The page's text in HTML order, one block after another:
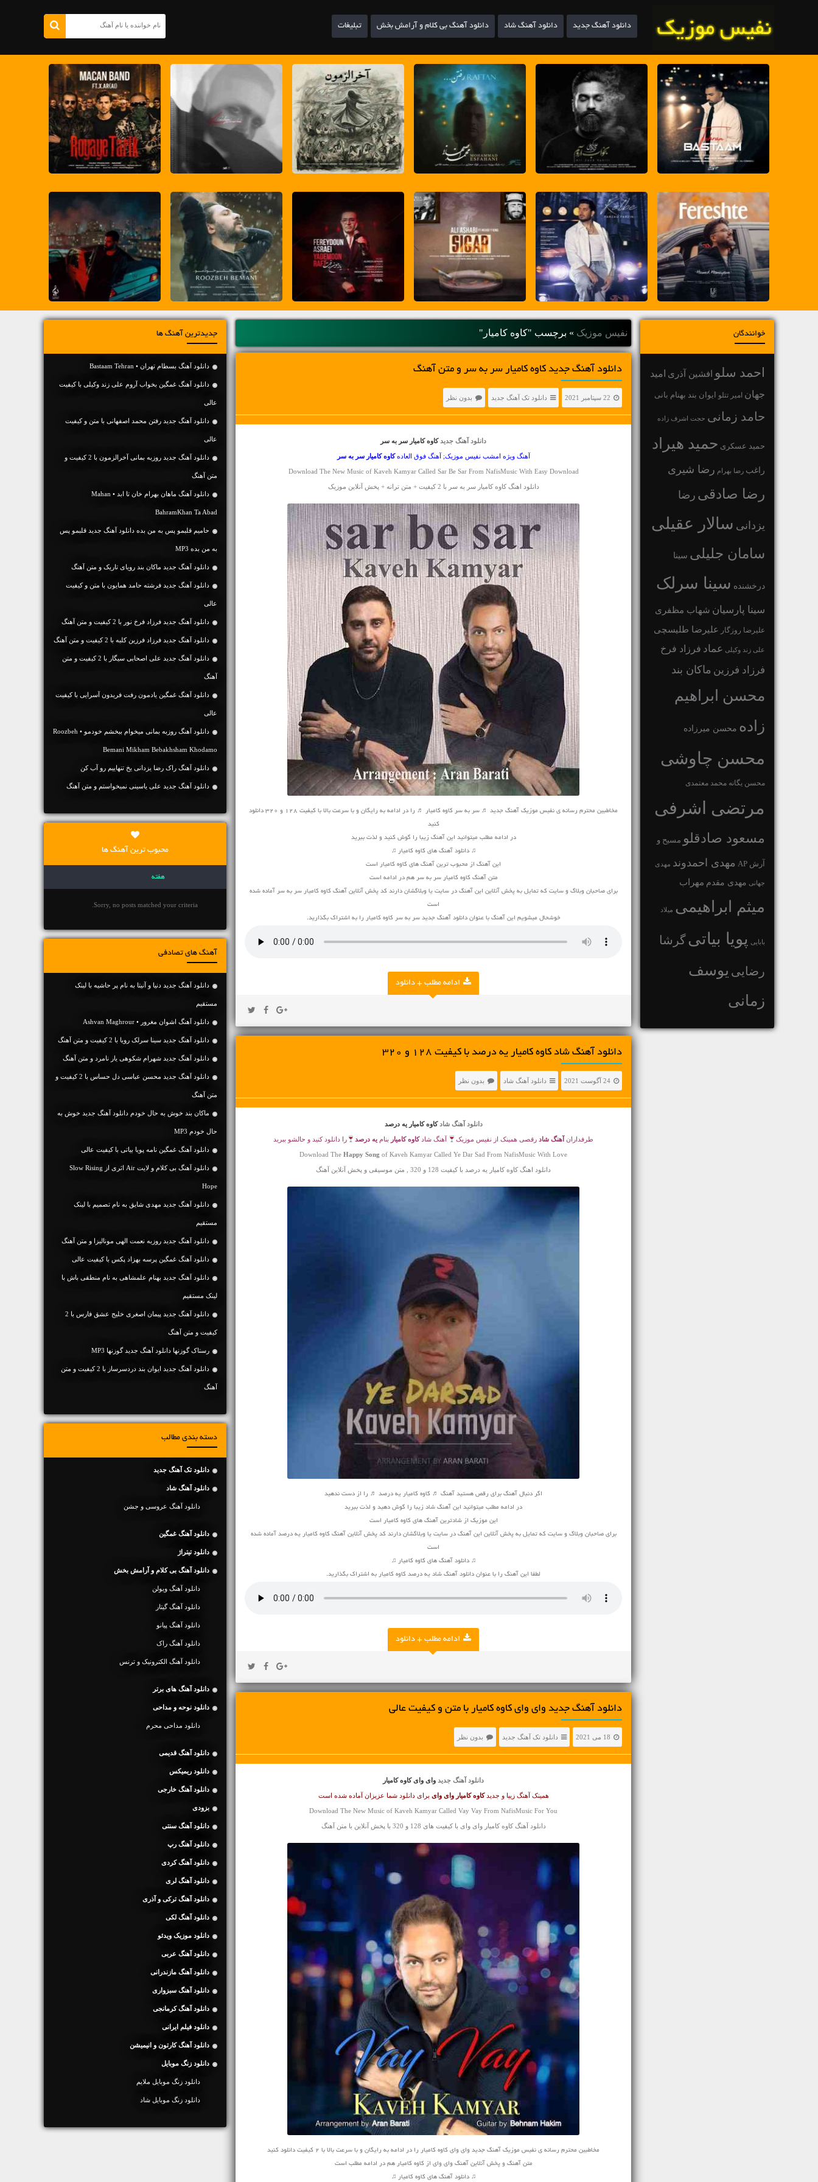
دانلود آهنگ جدید دانلود آهنگ شاد دانلود آهنگ بی کلام و آرامش بخش تبلیغات
خوانندگان
احمد سلو افشین آذری امید
جهان امیر تتلو ایوان بند بهنام بانی
حامد زمانی حجت اشرف زاده
حمید عسکری حمید هیراد
راغب رضا بهرام رضا شیری
رضا صادقی رضا
یزدانی سالار عقیلی
سامان جلیلی سینا
درخشنده سینا سرلک
سینا پارسیان شهاب مظفری
علیرضا روزگار علیرضا طلیسچی
علی زند وکیلی عماد فرزاد فرخ
فرزاد فرزین ماکان بند
محسن ابراهیم
زاده محسن میرزاده
محسن چاوشی
محسن یگانه محمد معتمدی
مرتضی اشرفی
مسعود صادقلو مسیح و
آرش AP مهدی احمدوند مهدی
جهانی مهدی مقدم مهراب
میثم ابراهیمی میلاد
بابایی پویا بیاتیگرشا
رضایی یوسف
زمانی
نفیس موزیک » برچسب "کاوه کامیار"
دانلود آهنگ جديد کاوه کامیار سر به سر و متن آهنگ
22 سپتامبر 2021 دانلود تک آهنگ جدید بدون نظر
دانلود آهنگ جدید کاوه کامیار سر به سر
آهنگ ویژه امشب نفیس موزیک; آهنگ فوق العادهکاوه کامیار سر به سر
Download The New Music of Kaveh Kamyar Called Sar Be Sar From NafisMusic With Easy Download
دانلود اهنگ کاوه کامیار سر به سر با 2 کیفیت + متن ترانه + پخش آنلاین موزیک
مخاطبین محترم رسانه ی نفیس موزیک آهنگ جدید ♬ سر به سر کاوه کامیار ♬ را در ادامه به رایگان و با سرعت بالا با کیفیت 128 و 320 دانلود
کنید
در ادامه مطلب میتوانید این آهنگ زیبا را گوش کنید و لذت ببرید
♫ دانلود آهنگ های کاوه کامیار ♫
این آهنگ از محبوب ترین آهنگ های کاوه کامیار است
متن آهنگ کاوه کامیار سر به سر هم در ادامه است
برای صاحبان وبلاگ و سایت که تمایل به پخش آنلاین این آهنگ در سایت یا وبلاگشان دارند کد پخش آنلاین آهنگ کاوه کامیار سر به سر آماده شده
است
خوشحال میشویم این آهنگ با عنوان دانلود آهنگ جدید سر به سر کاوه کامیار را به اشتراک بگذارید.
ادامه مطلب + دانلود
دانلود آهنگ شاد کاوه کامیار یه درصد با کیفیت 128 و 320
24 آگوست 2021 دانلود آهنگ شاد بدون نظر
دانلود آهنگ شاد کاوه کامیار یه درصد
طرفداران آهنگ شادرقصی همینک از نفیس موزیک آهنگ شادکاوه کامیار بنامیه درصد را دانلود کنید و حالشو ببرید
Download The Happy Song of Kaveh Kamyar Called Ye Dar Sad From NafisMusic With Love
دانلود اهنگ کاوه کامیار یه درصد با کیفیت 128 و 320 , متن موسیقی و پخش آنلاین آهنگ
اگر دنبال آهنگ برای رقص هستید آهنگ ♬ کاوه کامیار یه درصد ♬ را از دست ندهید
در ادامه مطلب میتوانید این آهنگ شاد زیبا را گوش دهید و لذت ببرید
این موزیک از شادترین آهنگ های کاوه کامیار است
برای صاحبان وبلاگ و سایت که تمایل به پخش آنلاین این آهنگ در سایت یا وبلاگشان دارند کد پخش آنلاین آهنگ کاوه کامیار یه درصد آماده شده
است
♫ دانلود آهنگ های کاوه کامیار ♫
لطفا این آهنگ را با عنوان دانلود آهنگ شاد یه درصد کاوه کامیار به اشتراک بگذارید.
ادامه مطلب + دانلود
دانلود آهنگ جديد وای وای کاوه کامیار با متن و کیفیت عالی
18 می 2021 دانلود تک آهنگ جدید بدون نظر
دانلود آهنگ جدید وای وای کاوه کامیار
همینک آهنگ زیبا و جدیدکاوه کامیار وای وای برای دانلود شما عزیزان آماده شده است
Download The New Music of Kaveh Kamyar Called Vay Vay From NafisMusic For You
دانلود آهنگ کاوه کامیار وای وای با کیفیت های 128 و 320 با پخش آنلاین با متن آهنگ
مخاطبین محترم رسانه ی نفیس موزیک آهنگ جدید وای وای کاوه کامیار را در ادامه به رایگان و با سرعت بالا با 2 کیفیت دانلود کنید
متن آهنگ و پخش آنلاین آهنگ وای وای از کاوه کامیار هم در ادامه مطلب است
♫ دانلود آهنگ های کاوه کامیار ♫
جدیدترین آهنگ ها
دانلود آهنگ بسطام تهران • Bastaam Tehran
دانلود آهنگ غمگین بخواب آروم علی زند وکیلی با کیفیت
عالی
دانلود آهنگ جديد رفتن محمد اصفهانی با متن و کیفیت
عالی
دانلود آهنگ جديد روزبه بمانی آخرالزمون با 2 کیفیت و
متن آهنگ
دانلود آهنگ ماهان بهرام خان تا ابد • Mahan
BahramKhan Ta Abad
حامیم قلبمو پس به من بده دانلود آهنگ جدید قلبمو پس
به من بده MP3
دانلود آهنگ جديد ماکان بند رویای تاریک و متن آهنگ
دانلود آهنگ جديد فرشته حامد همایون با متن و کیفیت
عالی
دانلود آهنگ جديد فرزاد فرخ نور با 2 کیفیت و متن آهنگ
دانلود آهنگ جديد فرزاد فرزین کلبه با 2 کیفیت و متن آهنگ
دانلود آهنگ جديد علی اصحابی سیگار با 2 کیفیت و متن
آهنگ
دانلود آهنگ غمگین یادمون رفت فریدون آسرایی با کیفیت
عالی
دانلود آهنگ روزبه بمانی میخوام ببخشم خودمو • Roozbeh
Bemani Mikham Bebakhsham Khodamo
دانلود آهنگ راک رضا یزدانی یخ تنهاییم رو آب کن
دانلود آهنگ جديد علی یاسینی نمیخواستم و متن آهنگ
محبوب ترین آهنگ ها
هفته
Sorry, no posts matched your criteria.
آهنگ های تصادفی
دانلود آهنگ جديد دنیا و آنیتا به نام پر حاشیه با لینک
مستقیم
دانلود آهنگ اشوان مغرور • Ashvan Maghrour
دانلود آهنگ جديد سینا سرلک رویا با 2 کیفیت و متن آهنگ
دانلود آهنگ جديد شهرام شکوهی یار نامرد و متن آهنگ
دانلود آهنگ جديد محسن عباسی دل حساس با 2 کیفیت و
متن آهنگ
ماکان بند خوش به حال خودم دانلود آهنگ جدید خوش به
حال خودم MP3
دانلود آهنگ غمگین نامه پویا بیاتی با کیفیت عالی
دانلود آهنگ بی کلام و لایت Air اثری از Slow Rising
Hope
دانلود آهنگ جديد مهدی شایق به نام تصمیم با لینک
مستقیم
دانلود آهنگ جديد روزبه نعمت الهی مونالیزا و متن آهنگ
دانلود آهنگ غمگین پرسه بهزاد پکس با کیفیت عالی
دانلود آهنگ جديد بهنام علمشاهی به نام منطقی باش با
لینک مستقیم
دانلود آهنگ جديد پیمان اصغری خلیج عشق فارس با 2
کیفیت و متن آهنگ
رستاک گوزنها دانلود آهنگ جدید گوزنها MP3
دانلود آهنگ جديد ایوان بند دردسرساز با 2 کیفیت و متن
آهنگ
دسته بندی مطالب
دانلود تک آهنگ جدید
دانلود آهنگ شاد
دانلود آهنگ عروسی و جشن
دانلود آهنگ غمگین
دانلود تیتراژ
دانلود آهنگ بی کلام و آرامش بخش
دانلود آهنگ ویولن
دانلود آهنگ گیتار
دانلود آهنگ پیانو
دانلود آهنگ راک
دانلود آهنگ الکترونیک و ترنس
دانلود آهنگ های برتر
دانلود نوحه و مداحی
دانلود مداحی محرم
دانلود آهنگ قدیمی
دانلود ریمیکس
دانلود آهنگ خارجی
بزودی
دانلود آهنگ سنتی
دانلود آهنگ رپ
دانلود آهنگ کردی
دانلود آهنگ لری
دانلود آهنگ ترکی و آذری
دانلود آهنگ لکی
دانلود موزیک ویدئو
دانلود آهنگ عربی
دانلود آهنگ مازندرانی
دانلود آهنگ سبزواری
دانلود آهنگ کرمانجی
دانلود فیلم ایرانی
دانلود آهنگ کارتون و انیمیشن
دانلود زنگ موبایل
دانلود زنگ موبایل ملایم
دانلود زنگ موبایل شاد